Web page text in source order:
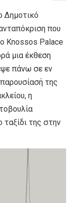
Δημοτικό
που
Knossos Palace
μια έκθεση
πάνω σε εν
της
η
ταξίδι της στην